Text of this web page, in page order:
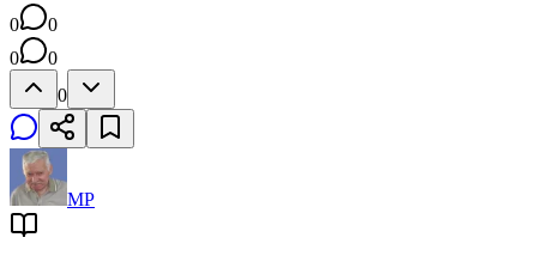
0
0
0
0
0
MP